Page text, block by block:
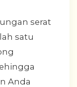
serat
satu
Anda